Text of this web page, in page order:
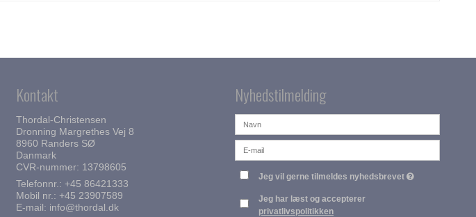
Kontakt
Thordal-Christensen
Dronning Margrethes Vej 8
8960 Randers SØ
Danmark
CVR-nummer: 13798605
Telefonnr.: +45 86421333
Mobil nr.: +45 23907589
E-mail: info@thordal.dk
Nyhedstilmelding
Jeg vil gerne tilmeldes nyhedsbrevet
Jeg har læst og accepterer
privatlivspolitikken